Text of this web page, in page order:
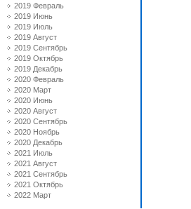
2019 Февраль
2019 Июнь
2019 Июль
2019 Август
2019 Сентябрь
2019 Октябрь
2019 Декабрь
2020 Февраль
2020 Март
2020 Июнь
2020 Август
2020 Сентябрь
2020 Ноябрь
2020 Декабрь
2021 Июль
2021 Август
2021 Сентябрь
2021 Октябрь
2022 Март